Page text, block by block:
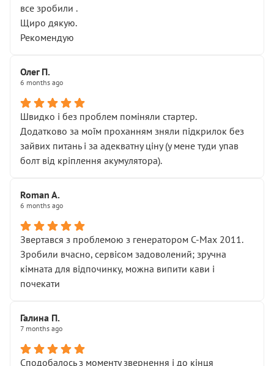
все зробили .
Щиро дякую.
Рекомендую
Олег П.
6 months ago
Швидко і без проблем поміняли стартер.
Додатково за моїм проханням зняли підкрилок без
зайвих питань і за адекватну ціну (у мене туди упав
болт від кріплення акумулятора).
Roman A.
6 months ago
Звертався з проблемою з генератором C-Max 2011.
Зробили вчасно, сервісом задоволений; зручна
кімната для відпочинку, можна випити кави і
почекати
Галина П.
7 months ago
Сподобалось з моменту звернення і до кінця